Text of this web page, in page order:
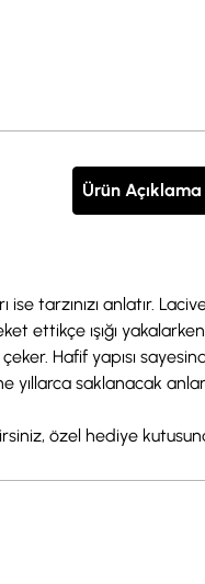
Ürün Açıklama
ise tarzınızı anlatır.
ettikçe ışığı
Hafif yapısı
saklanacak
özel hediye